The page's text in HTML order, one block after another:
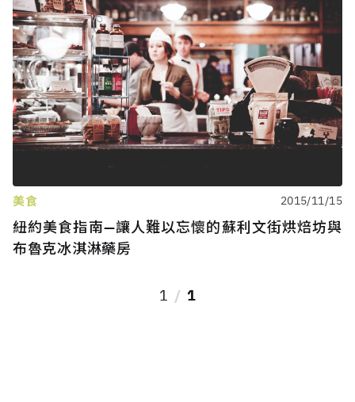
美食 2015/11/15
紐約美食指南—讓人難以忘懷的蘇利文街烘焙坊與
布魯克冰淇淋藥房
1 1